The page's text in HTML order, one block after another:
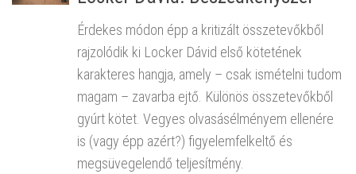
Érdekes módon épp a kritizált összetevőkből
rajzolódik ki Locker Dávid első kötetének
karakteres hangja, amely – csak ismételni tudom
magam – zavarba ejtő. Különös összetevőkből
gyúrt kötet. Vegyes olvasásélményem ellenére
is (vagy épp azért?) figyelemfelkeltő és
megsüvegelendő teljesítmény.